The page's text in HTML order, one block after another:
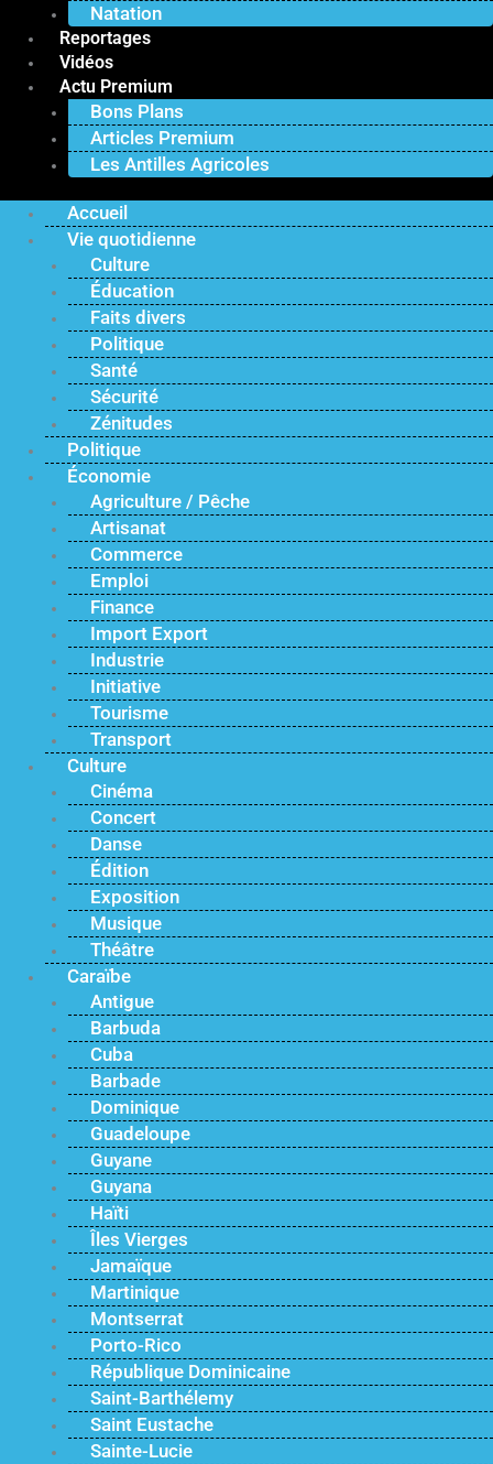
Natation
Reportages
Vidéos
Actu Premium
Bons Plans
Articles Premium
Les Antilles Agricoles
Accueil
Vie quotidienne
Culture
Éducation
Faits divers
Politique
Santé
Sécurité
Zénitudes
Politique
Économie
Agriculture / Pêche
Artisanat
Commerce
Emploi
Finance
Import Export
Industrie
Initiative
Tourisme
Transport
Culture
Cinéma
Concert
Danse
Édition
Exposition
Musique
Théâtre
Caraïbe
Antigue
Barbuda
Cuba
Barbade
Dominique
Guadeloupe
Guyane
Guyana
Haïti
Îles Vierges
Jamaïque
Martinique
Montserrat
Porto-Rico
République Dominicaine
Saint-Barthélemy
Saint Eustache
Sainte-Lucie